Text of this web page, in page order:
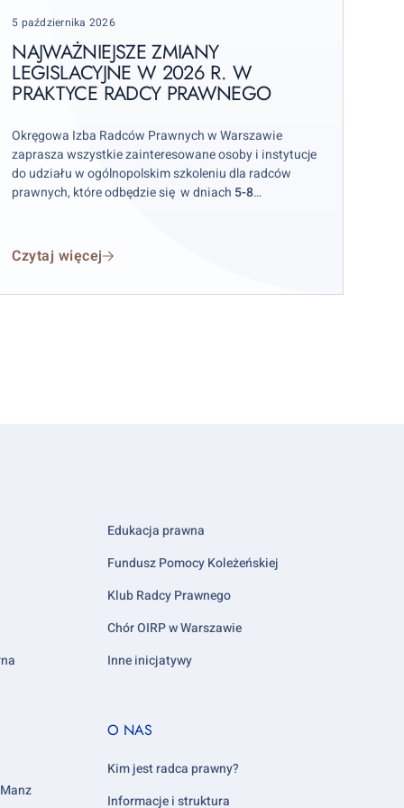
2026
praktyce
prawnego
Posted
5 października 2026
NAJWAŻNIEJSZE ZMIANY
LEGISLACYJNE W 2026 R. W
PRAKTYCE RADCY PRAWNEGO
Okręgowa Izba Radców Prawnych w Warszawie
zaprasza wszystkie zainteresowane osoby i instytucje
do udziału w ogólnopolskim szkoleniu dla radców
prawnych, które odbędzie się w dniach 5-8
Czytaj więcej
Edukacja prawna
Fundusz Pomocy Koleżeńskiej
Klub Radcy Prawnego
Chór OIRP w Warszawie
Inne inicjatywy
Footer
5
O NAS
Kim jest radca prawny?
Informacje i struktura